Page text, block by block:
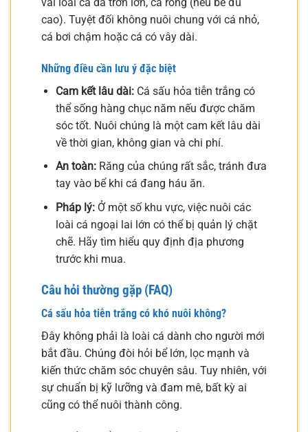
cao). Tuyệt đối không nuôi chung với cá nhỏ,
cá bơi chậm hoặc cá có vây dài.
Những điều cần lưu ý đặc biệt
Cam kết lâu dài:Cá sấu hỏa tiễn trắng có
thể sống hàng chục năm nếu được chăm
sóc tốt. Nuôi chúng là một cam kết lâu dài
về thời gian, không gian và chi phí.
An toàn:Răng của chúng rất sắc, tránh đưa
tay vào bể khi cá đang háu ăn.
Pháp lý:Ở một số khu vực, việc nuôi các
loài cá ngoại lai lớn có thể bị quản lý chặt
chẽ. Hãy tìm hiểu quy định địa phương
trước khi mua.
Câu hỏi thường gặp (FAQ)
Cá sấu hỏa tiễn trắng có khó nuôi không?
Đây không phải là loài cá dành cho người mới
bắt đầu. Chúng đòi hỏi bể lớn, lọc mạnh và
kiến thức chăm sóc chuyên sâu. Tuy nhiên, với
sự chuẩn bị kỹ lưỡng và đam mê, bất kỳ ai
cũng có thể nuôi thành công.